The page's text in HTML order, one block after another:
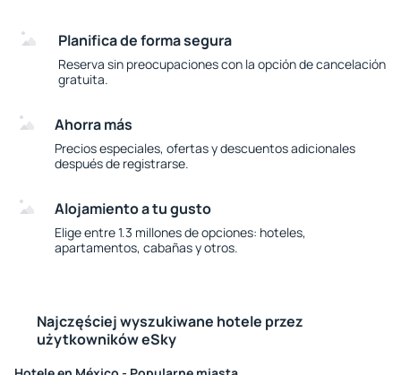
Planifica de forma segura
Reserva sin preocupaciones con la opción de cancelación
gratuita.
Ahorra más
Precios especiales, ofertas y descuentos adicionales
después de registrarse.
Alojamiento a tu gusto
Elige entre 1.3 millones de opciones: hoteles,
apartamentos, cabañas y otros.
Najczęściej wyszukiwane hotele przez
użytkowników eSky